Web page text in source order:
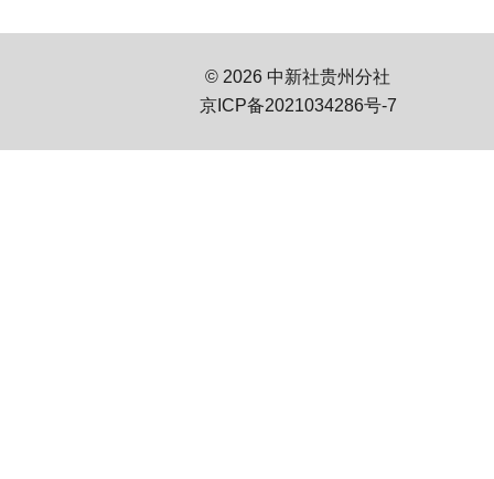
© 2026 中新社贵州分社
京ICP备2021034286号-7